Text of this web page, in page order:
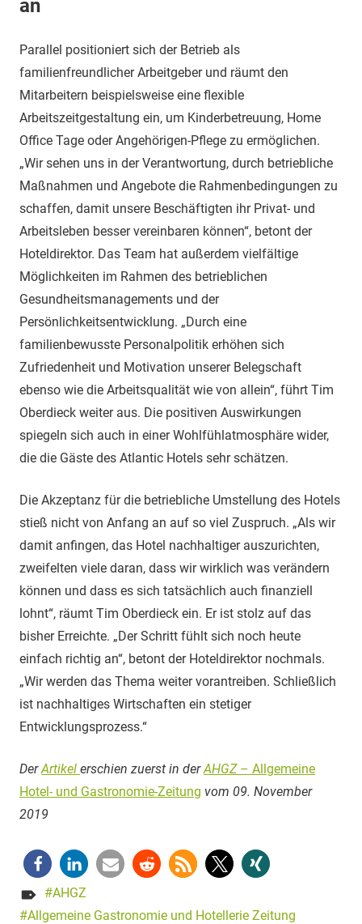
an
Parallel positioniert sich der Betrieb als
familienfreundlicher Arbeitgeber und räumt den
Mitarbeitern beispielsweise eine flexible
Arbeitszeitgestaltung ein, um Kinderbetreuung, Home
Office Tage oder Angehörigen-Pflege zu ermöglichen.
„Wir sehen uns in der Verantwortung, durch betriebliche
Maßnahmen und Angebote die Rahmenbedingungen zu
schaffen, damit unsere Beschäftigten ihr Privat- und
Arbeitsleben besser vereinbaren können“, betont der
Hoteldirektor. Das Team hat außerdem vielfältige
Möglichkeiten im Rahmen des betrieblichen
Gesundheitsmanagements und der
Persönlichkeitsentwicklung. „Durch eine
familienbewusste Personalpolitik erhöhen sich
Zufriedenheit und Motivation unserer Belegschaft
ebenso wie die Arbeitsqualität wie von allein“, führt Tim
Oberdieck weiter aus. Die positiven Auswirkungen
spiegeln sich auch in einer Wohlfühlatmosphäre wider,
die die Gäste des Atlantic Hotels sehr schätzen.
Die Akzeptanz für die betriebliche Umstellung des Hotels
stieß nicht von Anfang an auf so viel Zuspruch. „Als wir
damit anfingen, das Hotel nachhaltiger auszurichten,
zweifelten viele daran, dass wir wirklich was verändern
können und dass es sich tatsächlich auch finanziell
lohnt“, räumt Tim Oberdieck ein. Er ist stolz auf das
bisher Erreichte. „Der Schritt fühlt sich noch heute
einfach richtig an“, betont der Hoteldirektor nochmals.
„Wir werden das Thema weiter vorantreiben. Schließlich
ist nachhaltiges Wirtschaften ein stetiger
Entwicklungsprozess.“
DerArtikel erschien zuerst in derAHGZ – Allgemeine
Hotel- und Gastronomie-Zeitung vom 09. November
2019
AHGZ
Allgemeine Gastronomie und Hotellerie Zeitung